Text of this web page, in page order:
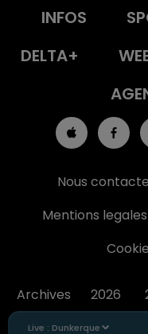
Live : Dunkerque
INFOS
DELTA+
Nous
Mentions legales
Archives 2026